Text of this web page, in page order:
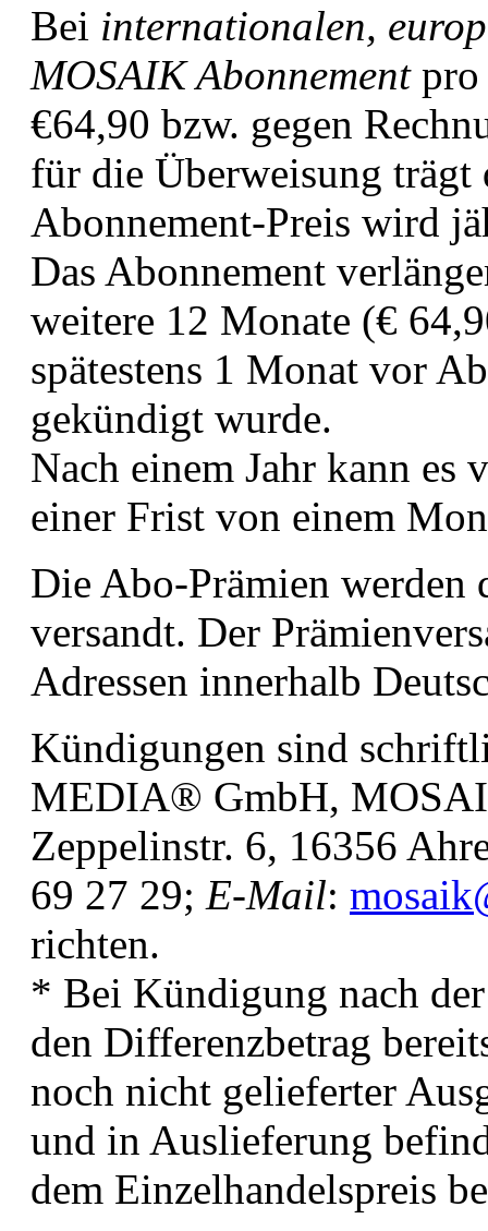
Bei internationalen,
MOSAIK Abonnementpro
€64,90 bzw. gegen
für die Überweisung trägt
Abonnement-Preis wird
Das Abonnement
weitere 12 Monate (€
spätestens 1 Monat vor
gekündigt wurde.
Nach einem Jahr kann es
einer Frist von einem
Die Abo-Prämien werden
versandt. Der
Adressen innerhalb
Kündigungen sind
MEDIA® GmbH,
Zeppelinstr. 6, 16356
69 27 29; E-Mail:
richten.
* Bei Kündigung nach
den Differenzbetrag
noch nicht gelieferter
und in Auslieferung
dem Einzelhandelspreis